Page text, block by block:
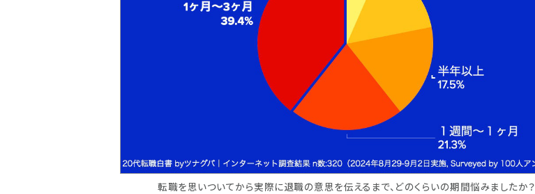
転職を思いついてから実際に退職の意思を伝えるまで、どのくらいの期間悩みましたか？